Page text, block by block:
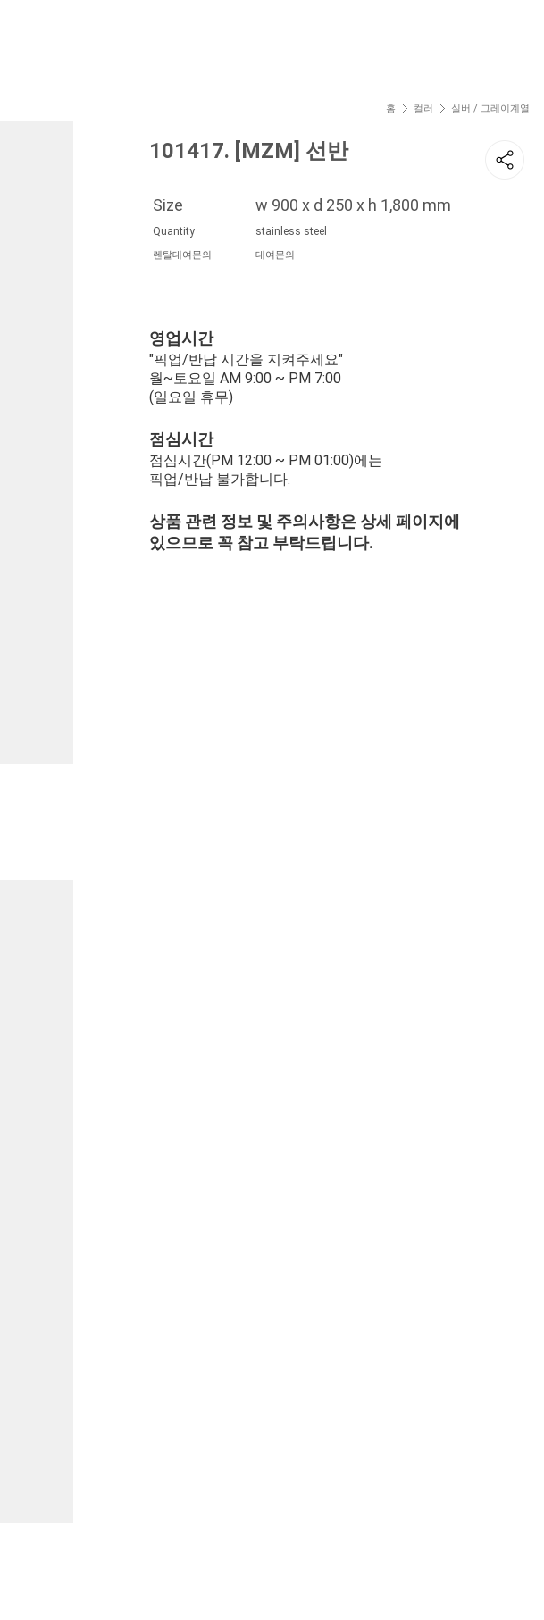
홈 컬러 실버 / 그레이계열
101417. [MZM] 선반
Size w 900 x d 250 x h 1,800 mm
Quantity stainless steel
렌탈대여문의 대여문의
영업시간
"픽업/반납 시간을 지켜주세요"
월~토요일 AM 9:00 ~ PM 7:00
(일요일 휴무)
점심시간
점심시간(PM 12:00 ~ PM 01:00)에는
픽업/반납 불가합니다.
상품 관련 정보 및 주의사항은 상세 페이지에
있으므로 꼭 참고 부탁드립니다.